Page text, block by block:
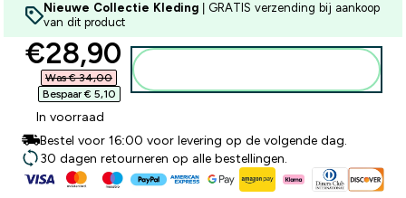
Nieuwe Collectie Kleding | GRATIS verzending bij aankoop
van dit product
discounted price
€28,90‎
Was € 34,00‎
Bespaar € 5,10‎
In voorraad
Bestel voor 16:00 voor levering op de volgende dag.
30 dagen retourneren op alle bestellingen.